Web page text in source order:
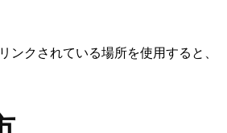
ンクされている場所を使用すると、